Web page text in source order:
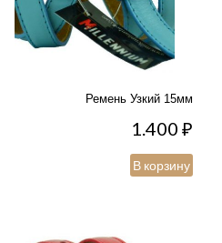
Ремень Узкий 15мм
1.400₽
В корзину